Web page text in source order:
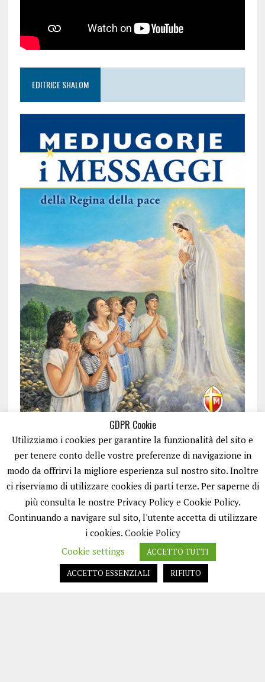
EDITRICE SHALOM
ISCRIVITI
GDPR Cookie
Utilizziamo i cookies per garantire la funzionalità del sito e
per tenere conto delle vostre preferenze di navigazione in
modo da offrirvi la migliore esperienza sul nostro sito. Inoltre
ci riserviamo di utilizzare cookies di parti terze. Per saperne di
più consulta le nostre Privacy Policy e Cookie Policy.
Continuando a navigare sul sito, l'utente accetta di utilizzare
i cookies. Cookie Policy
Cookie settings
ACCETTO TUTTI
ACCETTO ESSENZIALI
RIFIUTO